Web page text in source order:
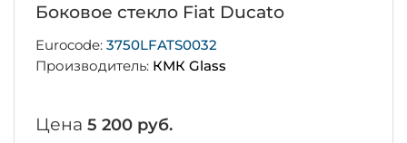
Боковое стекло Fiat Ducato
Eurocode: 3750LFATS0032
Производитель: КМК Glass
Цена 5 200 руб.